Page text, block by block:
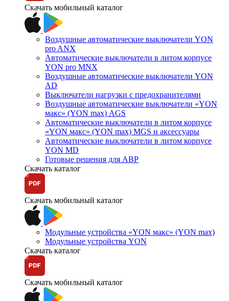
Скачать мобильный каталог
Воздушные автоматические выключатели YON
pro ANX
Автоматические выключатели в литом корпусе
YON pro MNX
Воздушные автоматические выключатели YON
AD
Выключатели нагрузки с предохранителями
Воздушные автоматические выключатели «YON
макс» (YON max) AGS
Автоматические выключатели в литом корпусе
«YON макс» (YON max) MGS и аксессуары
Автоматические выключатели в литом корпусе
YON MD
Готовые решения для АВР
Скачать каталог
Скачать мобильный каталог
Модульные устройства «YON макс» (YON max)
Модульные устройства YON
Скачать каталог
Скачать мобильный каталог